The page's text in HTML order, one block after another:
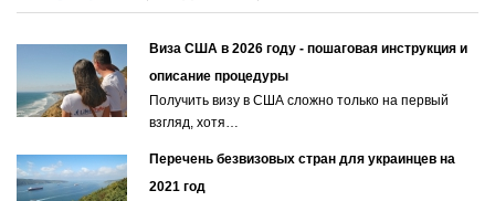
Виза США в 2026 году - пошаговая инструкция и
описание процедуры
Получить визу в США сложно только на первый
взгляд, хотя…
Перечень безвизовых стран для украинцев на
2021 год